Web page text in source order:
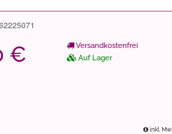
€
Versandkostenfrei
Auf Lager
inkl.